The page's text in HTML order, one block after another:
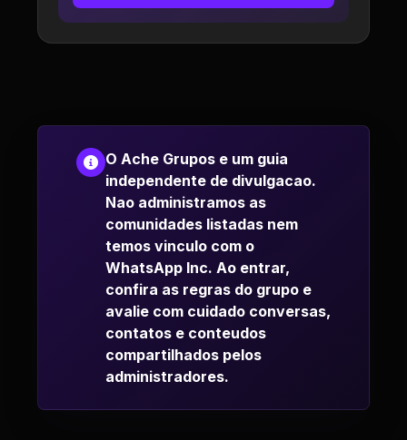
O Ache Grupos e um guia
independente de divulgacao.
Nao administramos as
comunidades listadas nem
temos vinculo com o
WhatsApp Inc. Ao entrar,
confira as regras do grupo e
avalie com cuidado conversas,
contatos e conteudos
compartilhados pelos
administradores.